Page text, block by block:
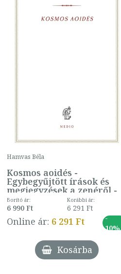
Hamvas Béla
Kosmos aoidés -
Egybegyűjtött írások és
megjegyzések a zenéről -
Hamvas Béla kiskönyvtár
17.
Borító ár:
6 990 Ft
Korábbi ár:
6 291 Ft
Online ár: 6 291 Ft
-
10%
Kosárba